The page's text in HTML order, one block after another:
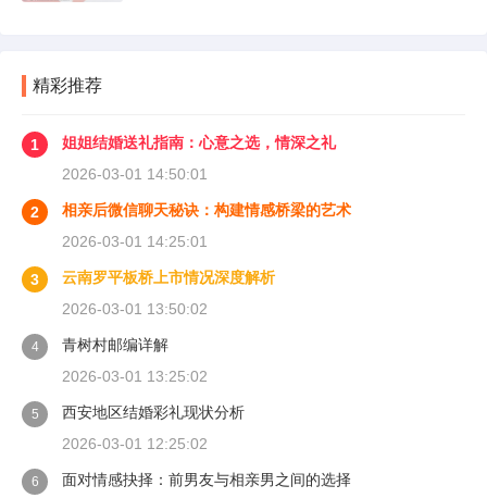
精彩推荐
1
姐姐结婚送礼指南：心意之选，情深之礼
2026-03-01 14:50:01
2
相亲后微信聊天秘诀：构建情感桥梁的艺术
2026-03-01 14:25:01
3
云南罗平板桥上市情况深度解析
2026-03-01 13:50:02
4
青树村邮编详解
2026-03-01 13:25:02
5
西安地区结婚彩礼现状分析
2026-03-01 12:25:02
6
面对情感抉择：前男友与相亲男之间的选择